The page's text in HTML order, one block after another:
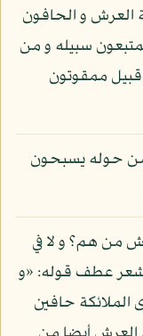
العرش و الحافون
سبيله و من
قبيل ممقوتون
من حوله يسبحون
من هم؟ و لا في
عطف قوله: «و
حافين